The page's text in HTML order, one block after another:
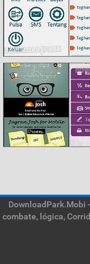
DownloadPark.Mobi
combate, lógica,